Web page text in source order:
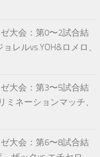
大会：第0〜2試合結
レルvs.YOH&ロメロ、
大会：第3〜5試合結
ミネーションマッチ、
大会：第6〜8試合結